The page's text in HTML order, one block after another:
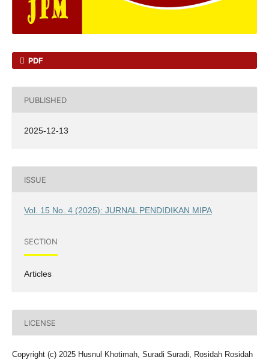
PDF
PUBLISHED
2025-12-13
ISSUE
Vol. 15 No. 4 (2025): JURNAL PENDIDIKAN MIPA
SECTION
Articles
LICENSE
Copyright (c) 2025 Husnul Khotimah, Suradi Suradi, Rosidah Rosidah